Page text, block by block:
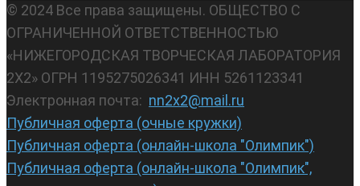
© 2024 Все права защищены. ОБЩЕСТВО С
ОГРАНИЧЕННОЙ ОТВЕТСТВЕННОСТЬЮ
«НИЖЕГОРОДСКАЯ ТВОРЧЕСКАЯ ЛАБОРАТОРИЯ
2Х2» ОГРН 1195275026341 ИНН 5261123341
Электронная почта: nn2x2@mail.ru
Публичная оферта (очные кружки)
Публичная оферта (онлайн-школа "Олимпик")
Публичная оферта (онлайн-школа "Олимпик",